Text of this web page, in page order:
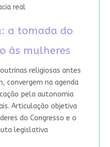
real
a tomada do
às mulheres
religiosas antes
convergem na agenda
pela autonomia
Articulação objetiva
do Congresso e o
legislativa